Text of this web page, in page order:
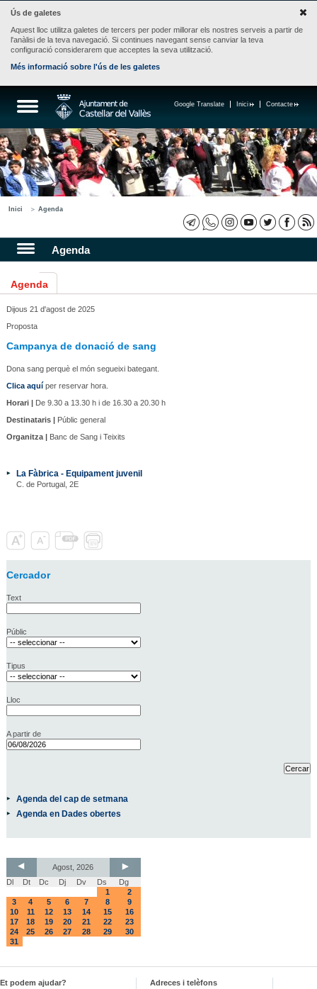
Ús de galetes
Aquest lloc utilitza galetes de tercers per poder millorar els nostres serveis a partir de
l'anàlisi de la teva navegació. Si continues navegant sense canviar la teva
configuració considerarem que acceptes la seva utilització.
Més informació sobre l'ús de les galetes
Contacte
Inici
Google Translate
Inici Agenda
Agenda
Agenda
Dijous 21 d'agost de 2025
Proposta
Campanya de donació de sang
Dona sang perquè el món segueixi bategant.
Clica aquíper reservar hora.
Horari |De 9.30 a 13.30 h i de 16.30 a 20.30 h
Destinataris |Públic general
Organitza |Banc de Sang i Teixits
La Fàbrica - Equipament juvenil
C. de Portugal, 2E
Cercador
Text
Públic
Tipus
Lloc
A partir de
Agenda del cap de setmana
Agenda en Dades obertes
Agost, 2026
Dl
Dt Dc Dj Dv Ds
Dg
1
2
3
4 5 6 7 8
9
10
11 12 13 14 15
16
17
18 19 20 21 22
23
24
25 26 27 28 29
30
31
Et podem ajudar?
Adreces i telèfons